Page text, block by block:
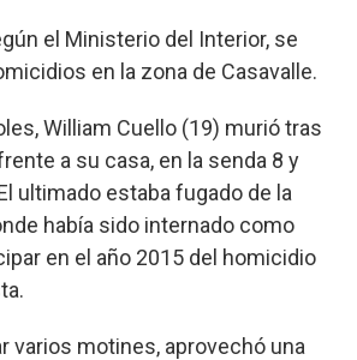
el Ministerio del Interior, se
en la zona de Casavalle.
William Cuello (19) murió tras
a su casa, en la senda 8 y
ultimado estaba fugado de la
había sido internado como
en el año 2015 del homicidio
varios motines, aprovechó una